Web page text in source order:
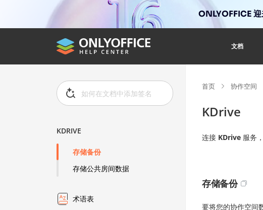
ONLYOFFICE 迎
文档
KDRIVE
存储备份
存储公共房间数据
术语表
首页 协作空间
KDrive
连接 KDrive 服务
存储备份
要将您的协作空间